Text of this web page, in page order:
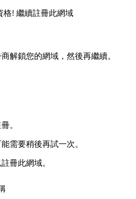
格! 繼續註冊此網域
解鎖您的網域，然後再繼續。
。
需要稍後再試一次。
冊此網域。